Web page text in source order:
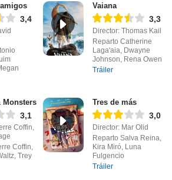
3,4
Vaiana
3,3
Director: Thomas Kail
Reparto Catherine
Laga'aia, Dwayne
Johnson, Rena Owen
Tráiler
Monsters
3,1
Coffin,
Coffin,
Trey
Tres de más
3,0
Director: Mar Olid
Reparto Salva Reina,
Kira Miró, Luna
Fulgencio
Tráiler